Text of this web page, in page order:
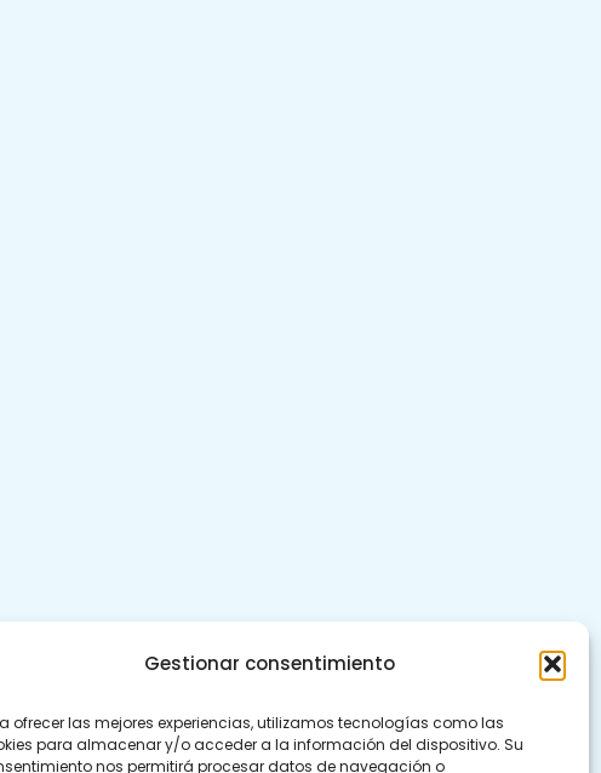
Gestionar consentimiento
ofrecer las mejores experiencias, utilizamos tecnologías como las
para almacenar y/o acceder a la información del dispositivo. Su
nos permitirá procesar datos de navegación o